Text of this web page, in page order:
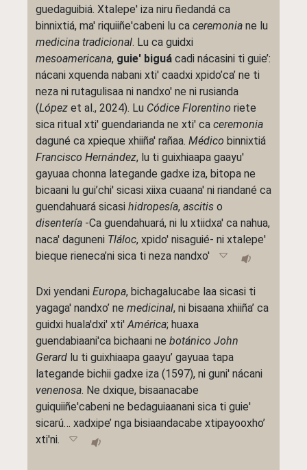
guedaguibiá. Xtalepe' iza niru ñedandá ca
binnixtiá, ma' riquiiñe'cabeni lu ca ceremonia ne lu
medicina tradicional. Lu ca guidxi
mesoamericana, guie' biguá cadi nácasini ti guie’:
nácani xquenda nabani xti' caadxi xpido’ca’ ne ti
neza ni rutagulisaa ni nandxo' ne ni rusianda
(López et al., 2024). Lu Códice Florentino riete
sica ritual xti' guendarianda ne xti' ca ceremonia
daguné ca xpieque xhiiña' rañaa. Médico binnixtiá
Francisco Hernández, lu ti guixhiaapa gaayu'
gayuaa chonna lategande gadxe iza, bitopa ne
bicaani lu gui’chi' sicasi xiixa cuaana' ni riandané ca
guendahuará sicasi hidropesía, ascitis o
disentería -Ca guendahuará, ni lu xtiidxa' ca nahua,
naca' daguneni Tláloc, xpido' nisaguié- ni xtalepe'
bieque rieneca’ni sica ti neza nandxo'
Dxi yendani Europa, bichagalucabe laa sicasi ti
yagaga' nandxo’ ne medicinal, ni bisaana xhiiña’ ca
guidxi huala'dxi' xti'América; huaxa
guendabiaani'ca bichaani ne botánico John
Gerard lu ti guixhiaapa gaayu’ gayuaa tapa
lategande bichii gadxe iza (1597), ni guni' nácani
venenosa. Ne dxique, bisaanacabe
guiquiiñe'cabeni ne bedaguiaanani sica ti guie'
sicarú… xadxipe’ nga bisiaandacabe xtipayooxho’
xti'ni.